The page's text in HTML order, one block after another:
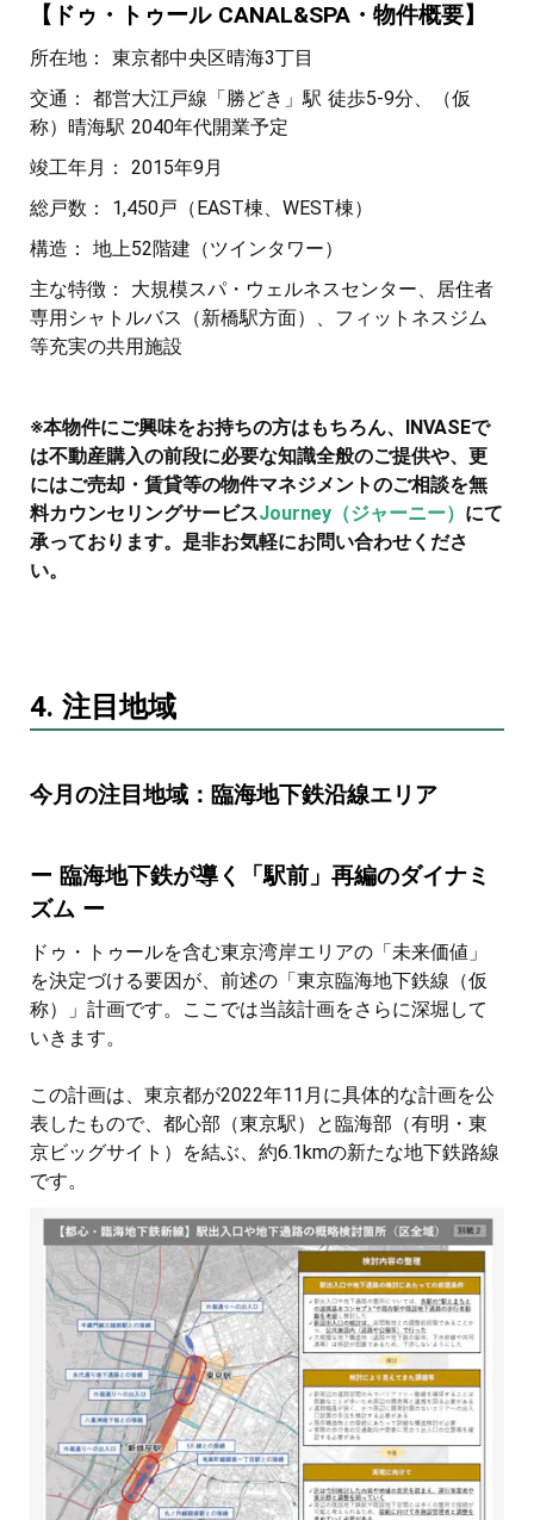
【ドゥ・トゥール CANAL&SPA・物件概要】
所在地： 東京都中央区晴海3丁目
交通： 都営大江戸線「勝どき」駅 徒歩5-9分、（仮
称）晴海駅 2040年代開業予定
竣工年月： 2015年9月
総戸数： 1,450戸（EAST棟、WEST棟）
構造： 地上52階建（ツインタワー）
主な特徴： 大規模スパ・ウェルネスセンター、居住者
専用シャトルバス（新橋駅方面）、フィットネスジム
等充実の共用施設
※本物件にご興味をお持ちの方はもちろん、INVASEで
は不動産購入の前段に必要な知識全般のご提供や、更
にはご売却・賃貸等の物件マネジメントのご相談を無
料カウンセリングサービスJourney（ジャーニー） にて
承っております。是非お気軽にお問い合わせくださ
い。
4. 注目地域
今月の注目地域：臨海地下鉄沿線エリア
ー 臨海地下鉄が導く「駅前」再編のダイナミ
ズム ー
ドゥ・トゥールを含む東京湾岸エリアの「未来価値」
を決定づける要因が、前述の「東京臨海地下鉄線（仮
称）」計画です。ここでは当該計画をさらに深堀して
いきます。
この計画は、東京都が2022年11月に具体的な計画を公
表したもので、都心部（東京駅）と臨海部（有明・東
京ビッグサイト）を結ぶ、約6.1kmの新たな地下鉄路線
です。